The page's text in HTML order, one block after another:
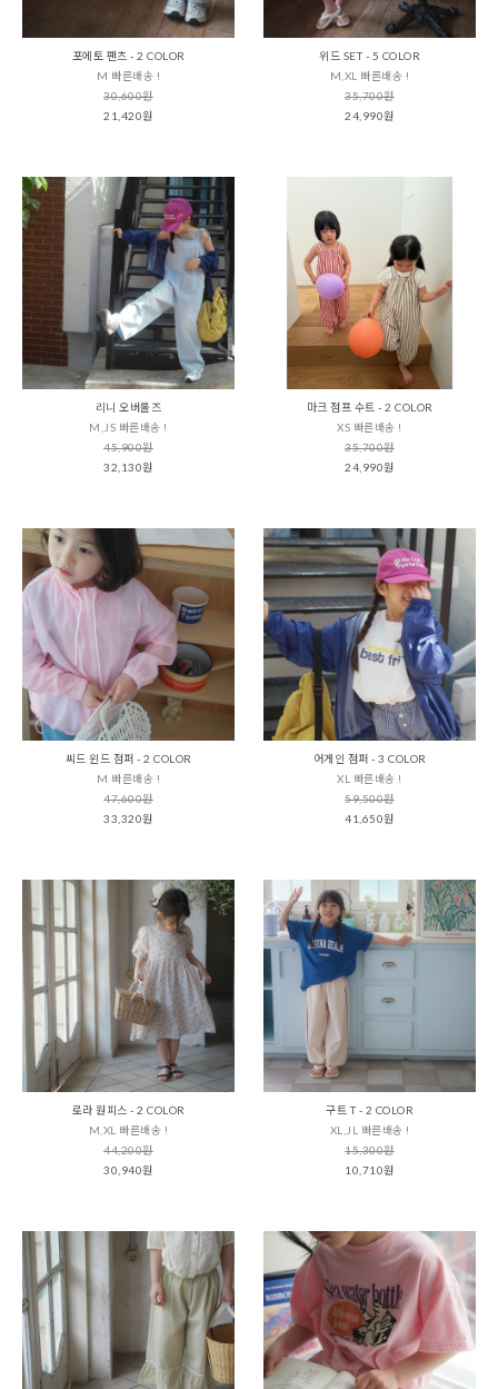
포에토 팬츠 - 2 COLOR
M 빠른배송 !
30,600원
21,420원
위드 SET - 5 COLOR
M,XL 빠른배송 !
35,700원
24,990원
리니 오버롤즈
M,JS 빠른배송 !
45,900원
32,130원
마크 점프 수트 - 2 COLOR
XS 빠른배송 !
35,700원
24,990원
씨드 윈드 점퍼 - 2 COLOR
M 빠른배송 !
47,600원
33,320원
어게인 점퍼 - 3 COLOR
XL 빠른배송 !
59,500원
41,650원
로라 원피스 - 2 COLOR
M,XL 빠른배송 !
44,200원
30,940원
구트 T - 2 COLOR
XL,JL 빠른배송 !
15,300원
10,710원